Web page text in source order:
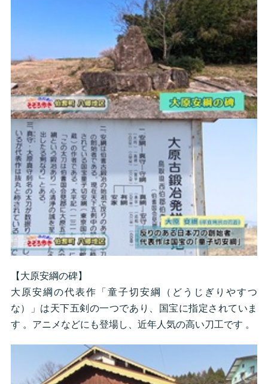
【大原安綱の碑】
大原安綱の代表作「童子切安綱（どうじぎりやすつ
な）」は天下五剣の一つであり、国宝に指定されていま
す 。アニメなどにも登場し、近年人気の高い刀工です 。